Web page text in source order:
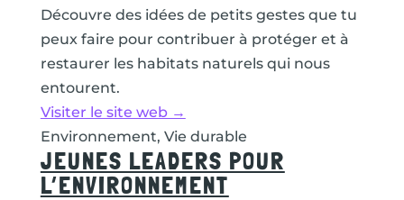
Découvre des idées de petits gestes que tu
peux faire pour contribuer à protéger et à
restaurer les habitats naturels qui nous
entourent.
Visiter le site web →
Environnement, Vie durable
JEUNES LEADERS POUR
L’ENVIRONNEMENT